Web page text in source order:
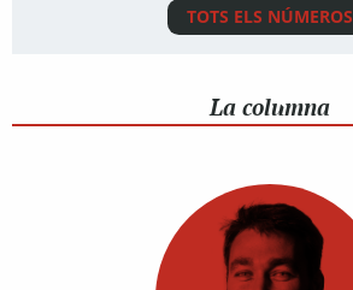
TOTS ELS NÚMEROS
La columna